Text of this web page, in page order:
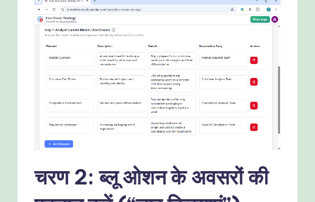
चरण 2: ब्लू ओशन के अवसरों की